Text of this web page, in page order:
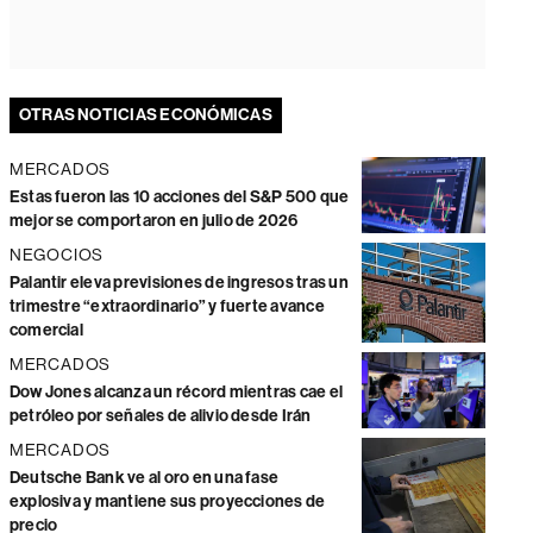
OTRAS NOTICIAS ECONÓMICAS
MERCADOS
Estas fueron las 10 acciones del S&P 500 que
mejor se comportaron en julio de 2026
NEGOCIOS
Palantir eleva previsiones de ingresos tras un
trimestre “extraordinario” y fuerte avance
comercial
MERCADOS
Dow Jones alcanza un récord mientras cae el
petróleo por señales de alivio desde Irán
MERCADOS
Deutsche Bank ve al oro en una fase
explosiva y mantiene sus proyecciones de
precio